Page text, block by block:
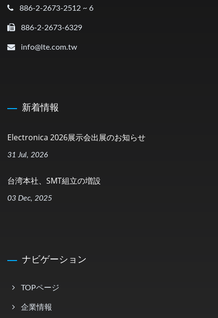
886-2-2673-2512 ~ 6
886-2-2673-6329
info@lte.com.tw
新着情報
Electronica 2026展示会出展のお知らせ
31 Jul, 2026
台湾本社、SMT組立の増設
03 Dec, 2025
ナビゲーション
TOPページ
企業情報